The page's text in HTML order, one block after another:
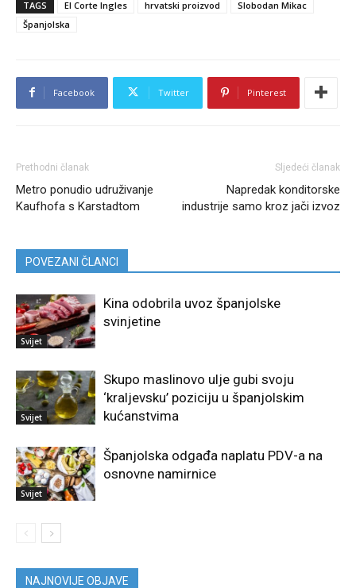
TAGS El Corte Ingles hrvatski proizvod
Slobodan Mikac
Španjolska
Facebook Twitter Pinterest
Prethodni članak
Metro ponudio udruživanje
Kaufhofa s Karstadtom
Sljedeći članak
Napredak konditorske
industrije samo kroz jači izvoz
POVEZANI ČLANCI
Svijet
Kina odobrila uvoz španjolske
svinjetine
Svijet
Skupo maslinovo ulje gubi svoju
‘kraljevsku’ poziciju u španjolskim
kućanstvima
Svijet
Španjolska odgađa naplatu PDV-a na
osnovne namirnice
NAJNOVIJE OBJAVE